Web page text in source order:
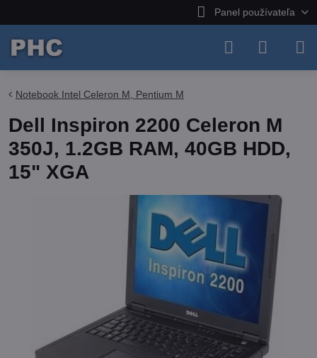
Panel používateľa
Notebook Intel Celeron M, Pentium M
Dell Inspiron 2200 Celeron M
350J, 1.2GB RAM, 40GB HDD,
15" XGA